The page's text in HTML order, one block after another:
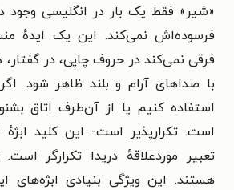
«شیر» فقط یک بار در انگلیسی وجود
فرسوده‌اش نمی‌کند. این یک ایدهٔ
فرقی نمی‌کند در حروف چاپی، در
با صداهای آرام و بلند ظاهر شود.
استفاده کنیم یا از آن‌طرف اتاق
است. تکرارپذیر است- این کلید
تعبیر موردعلاقهٔ دریدا تکرارگر
هستند. این ویژگی بنیادی ابژه‌های